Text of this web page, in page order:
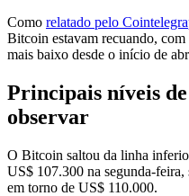
Como relatado pelo
Bitcoin estavam recuando,
mais baixo desde o início de
Principais níveis
observar
O Bitcoin saltou da linha
US$ 107.300 na segunda-
em torno de US$ 110.000.